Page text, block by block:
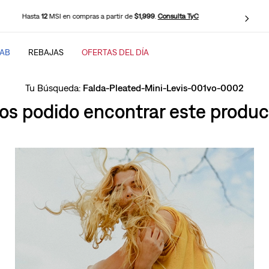
Envío Gratis en compras desde$899.Consulta TyC
REBAJAS OFERTAS DEL DÍA
Falda-Pleated-Mini-Levis-001vo-0002
podido encontrar este